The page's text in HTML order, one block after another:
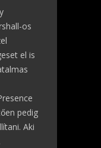
os
el is
pedig
Aki